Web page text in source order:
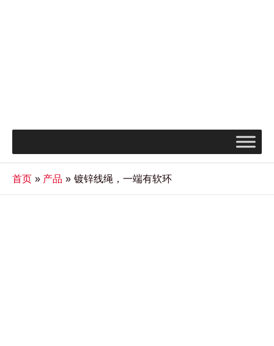
首页 产品 镀锌线绳，一端有软环